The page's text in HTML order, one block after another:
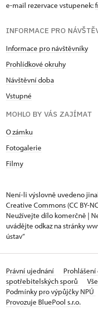
e-mail rezervace vstupenek:
INFORMACE PRO
Informace pro návštěvníky
Prohlídkové okruhy
Návštěvní doba
Vstupné
MOHLO BY VÁS ZAJÍMAT
O zámku
Fotogalerie
Filmy
Není-li výslovně uvedeno
Creative Commons (CC BY-
Neužívejte dílo komerčně |
uvádějte odkaz na stránky
ústav“
Právní ujednání
spotřebitelských sporů
Podmínky pro výpůjčky NPÚ
Provozuje BluePool s.r.o.